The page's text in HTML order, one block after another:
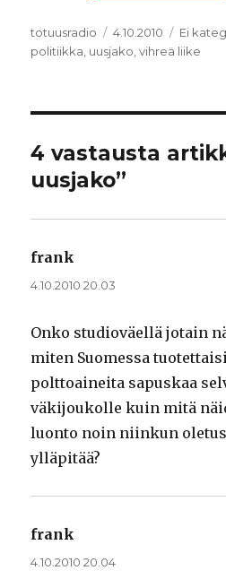
Kirjoittaja
totuusradio Julkaistu
4.10.2010 Ei
politiikka uusjako ,vihreä liike
4 vastausta
uusjako”
frank
4.10.2010 20.03
Onko studioväellä jotain
miten Suomessa
polttoaineita sapuskaa
väkijoukolle kuin mitä
luonto noin niinkun
ylläpitää?
frank
4.10.2010 20.04